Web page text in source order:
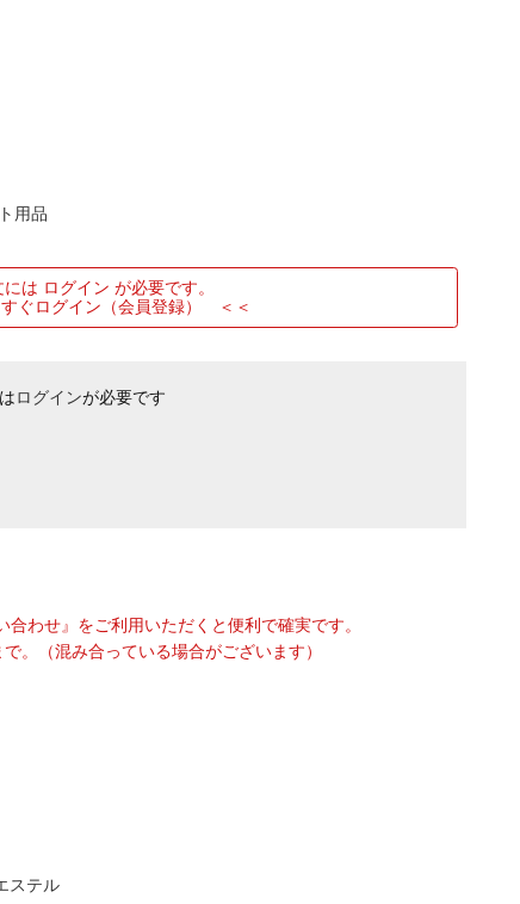
用品
には ログイン が必要です。
ぐログイン（会員登録） ＜＜
ログインが必要です
わせ』をご利用いただくと便利で確実です。
（混み合っている場合がございます）
ステル